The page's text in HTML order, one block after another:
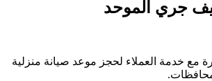
جري الموحد
مع خدمة العملاء لحجز موعد صيانة منزلية